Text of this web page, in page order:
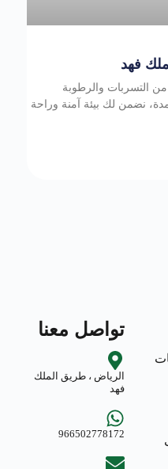
فهد
التسربات والرطوبة
نضمن لك بيئة آمنة وراحة
تواصل معنا
الرياض ، طريق الملك
فهد
966502778172